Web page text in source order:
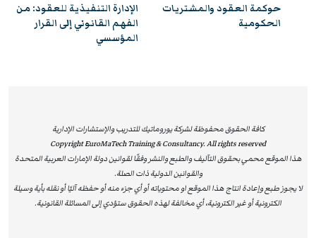
حوكمة العقود والمشتريات
الحكومية
الإدارة التنفيذية للعقود: من
الفهم القانوني إلى القرار
المؤسسي
كافة الحقوق محفوظة لشركة يوروماتيك للتدريب والإستشارات الإدارية
Copyright EuroMaTech Training & Consultancy. All rights reserved
هذا الموقع محمي بحقوق التآليف والطبع والنشر وفقًا لقوانين دولة الإمارات العربية المتحدة
والقوانين الدولية ذات الصلة.
لا يجوز طبع وإعادة انتاج هذا الموقع او محتوياته أو أي جزء منه أو حفظه آليًا أو نقله بأية وسيلة
الكترونية أو غير الكترونية، أي مخالفة لهذه الحقوق ستؤدي إلى المسائلة القانونية.